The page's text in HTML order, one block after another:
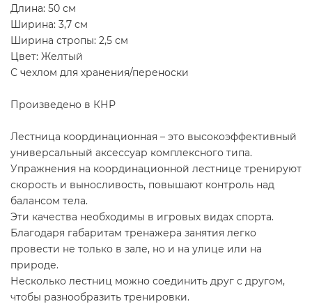
Длина: 50 см
Ширина: 3,7 см
Ширина стропы: 2,5 см
Цвет: Желтый
С чехлом для хранения/переноски
Произведено в КНР
Лестница координационная – это высокоэффективный
универсальный аксессуар комплексного типа.
Упражнения на координационной лестнице тренируют
скорость и выносливость, повышают контроль над
балансом тела.
Эти качества необходимы в игровых видах спорта.
Благодаря габаритам тренажера занятия легко
провести не только в зале, но и на улице или на
природе.
Несколько лестниц можно соединить друг с другом,
чтобы разнообразить тренировки.